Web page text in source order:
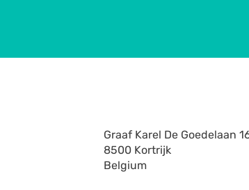
Graaf Karel De Goedelaan
8500 Kortrijk
Belgium